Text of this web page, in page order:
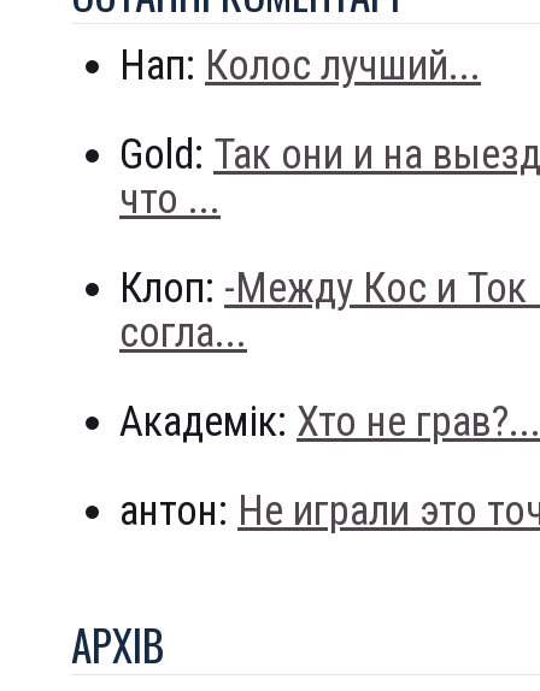
Нап: Колос лучший...
Gold: Так они и на
что ...
Клоп: -Между Кос и
согла...
Академік: Хто не грав?...
антон: Не играли это
АРХIВ